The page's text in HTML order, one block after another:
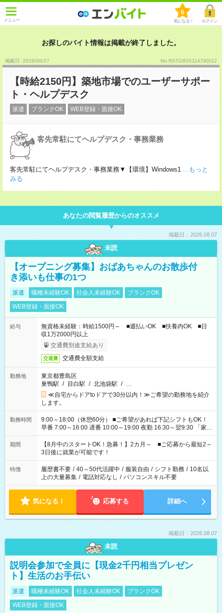
メニュー
0
気になる！ ログイン
お探しのバイト情報は掲載が終了しました。
掲載日 :2026/06/27 No.RSTI260511479D/12
【時給2150円】築地市場でのユーザーサポー
ト・ヘルプデスク
派遣 ブランクOK WEB登録・面接OK
客先常駐にてヘルプデスク・事務業務
客先常駐にてヘルプデスク・事務業務▼【環境】Windows1 ...もっと
みる
あなたの閲覧履歴からのオススメ
掲載日：2026.08.07
未読
【オープニング募集】おばあちゃんのお散歩付
き添いも仕事の1つ
派遣 職種未経験OK 社会人未経験OK
ブランクOK
WEB登録・面接OK
給与
無資格未経験：時給1500円～ ■週払いOK ■扶養内OK ■日
収1万2000円以上
交通費別途支給あり
交通費 交通費全額支給
勤務地
東京都豊島区
巣鴨駅 / 目白駅 / 北池袋駅 / …
≪自宅からドアtoドアで30分以内！≫ご希望の勤務地を紹介
します。
勤務時間
9:00～18:00（休憩60分） ■ご希望があれば下記シフトもOK！
早番 7:00～16:00 遅番 10:00～19:00 夜勤 16:30～翌9:30 「家族
と休みを合わせたい」 「余裕を持って夕飯の準備がしたい」
「できれば残業はしたくない」 など、ご希望を教えてください
ね。 ※Wワーク希望の方へ 今ご覧のお仕事で希望する勤務時間
と、もう1つのお仕事の勤務時間。 合計で週40時間を超える場
合は応募できません。
期間
【8月中のスタートOK！急募！】2カ月～ ■ご応募から最短2～
3日後に就業が可能です！
特徴 履歴書不要 / 40～50代活躍中 / 服装自由 / シフト勤務 / 10名以
上の大量募集 / 電話対応なし / パソコンスキル不要
気になる！ 応募する 詳細へ
掲載日：2026.08.07
未読
説明会参加で全員に【現金2千円相当プレゼン
ト】生活のお手伝い
派遣 職種未経験OK 社会人未経験OK
ブランクOK
WEB登録・面接OK